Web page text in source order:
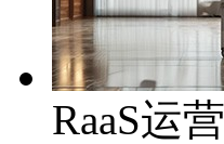
RaaS运